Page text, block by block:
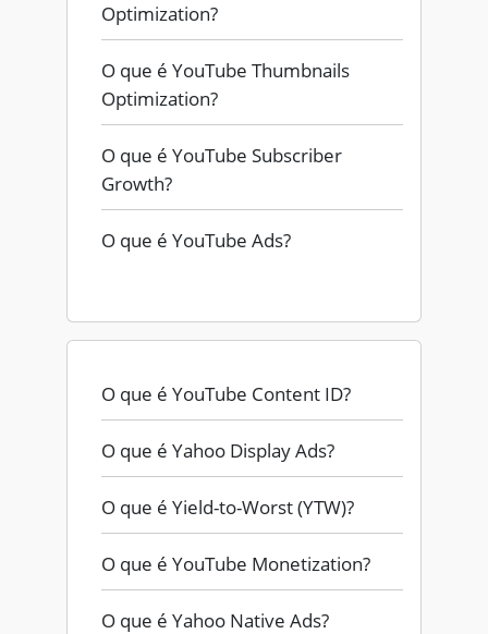
Optimization?
O que é YouTube Thumbnails
Optimization?
O que é YouTube Subscriber
Growth?
O que é YouTube Ads?
O que é YouTube Content ID?
O que é Yahoo Display Ads?
O que é Yield-to-Worst (YTW)?
O que é YouTube Monetization?
O que é Yahoo Native Ads?